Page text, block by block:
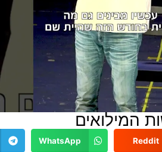
המילואים
Reddit
WhatsApp